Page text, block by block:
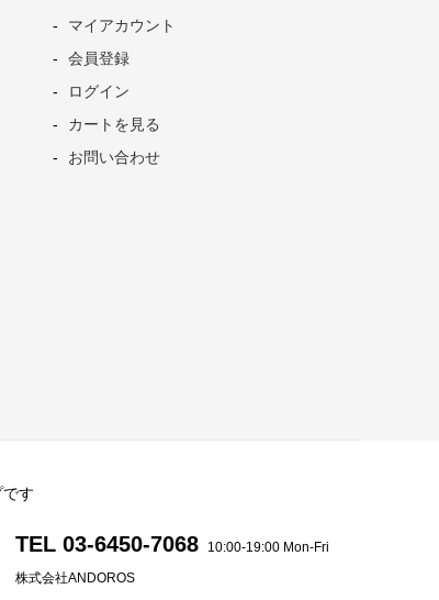
マイアカウント
会員登録
ログイン
カートを見る
お問い合わせ
す
TEL 03-6450-7068
10:00-19:00 Mon-Fri
株式会社ANDOROS